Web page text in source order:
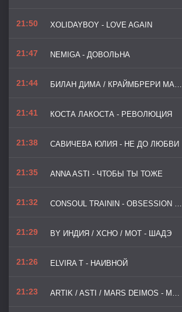
21:50 XOLIDAYBOY - LOVE AGAIN
21:47 NEMIGA - ДОВОЛЬНА
21:44 БИЛАН ДИМА / КРАЙМБРЕРИ МАРИ - ТЫ НЕ МОЯ ПАРА
21:41 КОСТА ЛАКОСТА - РЕВОЛЮЦИЯ
21:38 САВИЧЕВА ЮЛИЯ - НЕ ДО ЛЮБВИ
21:35 ANNA ASTI - ЧТОБЫ ТЫ ТОЖЕ
21:32 CONSOUL TRAININ - OBSESSION (FEAT. STEVEN ADERINTO, DUOVIOLINS)
21:29 BY ИНДИЯ / XCHO / МОТ - ШАДЭ
21:26 ELVIRA T - НАИВНОЙ
21:23 ARTIK / ASTI / MARS DEIMOS - МИР СОШЁЛ С УМА